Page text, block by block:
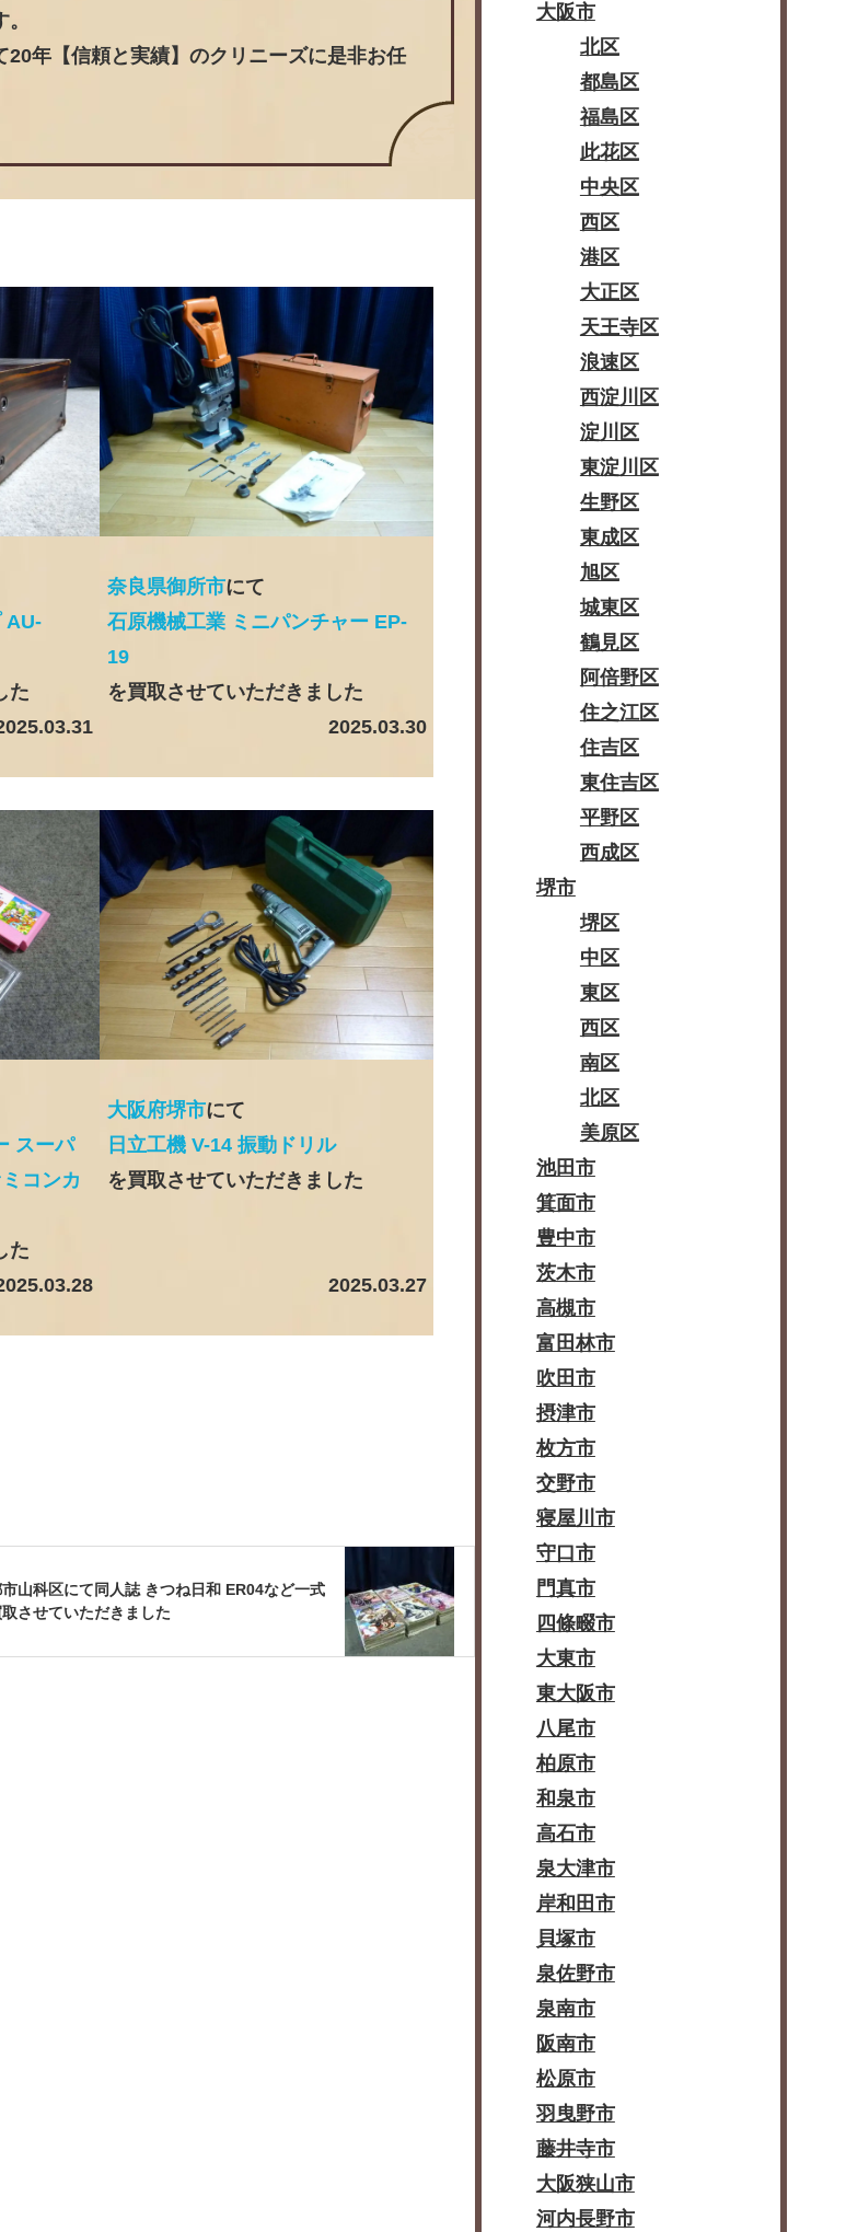
年【信頼と実績】のクリニーズに是非お任
AU-
た
奈良県御所市にて
石原機械工業 ミニパンチャー EP-
19
を買取させていただきました
2025.03.30
スーパ
コンカ
た
大阪府堺市にて
日立工機 V-14 振動ドリル
を買取させていただきました
2025.03.27
山科区にて同人誌 きつね日和 ER04など一式
させていただきました
大阪市
北区
都島区
福島区
此花区
中央区
西区
港区
大正区
天王寺区
浪速区
西淀川区
淀川区
東淀川区
生野区
東成区
旭区
城東区
鶴見区
阿倍野区
住之江区
住吉区
東住吉区
平野区
西成区
堺市
堺区
中区
東区
西区
南区
北区
美原区
池田市
箕面市
豊中市
茨木市
高槻市
富田林市
吹田市
摂津市
枚方市
交野市
寝屋川市
守口市
門真市
四條畷市
大東市
東大阪市
八尾市
柏原市
和泉市
高石市
泉大津市
岸和田市
貝塚市
泉佐野市
泉南市
阪南市
松原市
羽曳野市
藤井寺市
大阪狭山市
河内長野市